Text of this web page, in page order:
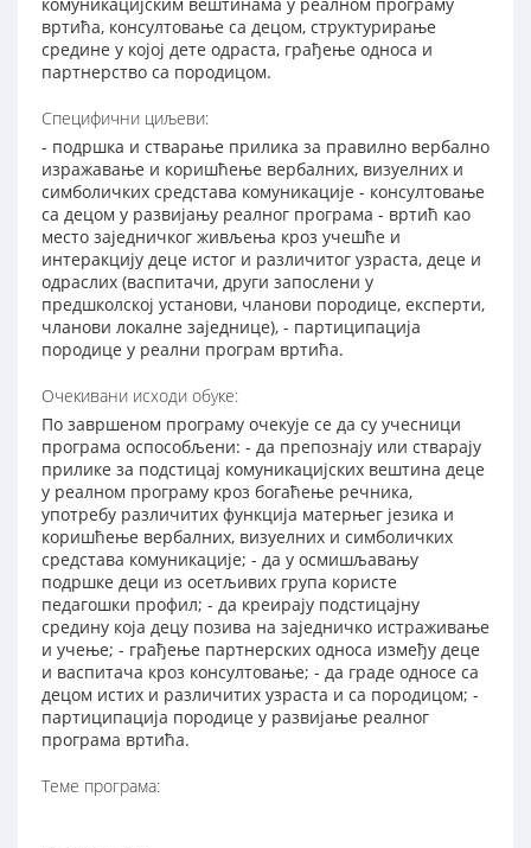
вртића, консултовање са децом, структурирање
средине у којој дете одраста, грађење односа и
партнерство са породицом.
Специфични циљеви:
- подршка и стварање прилика за правилно вербално
изражавање и коришћење вербалних, визуелних и
симболичких средстава комуникације - консултовање
са децом у развијању реалног програма - вртић као
место заједничког живљења кроз учешће и
интеракцију деце истог и различитог узраста, деце и
одраслих (васпитачи, други запослени у
предшколској установи, чланови породице, експерти,
чланови локалне заједнице), - партиципација
породице у реални програм вртића.
Очекивани исходи обуке:
По завршеном програму очекује се да су учесници
програма оспособљени: - да препознају или стварају
прилике за подстицај комуникацијских вештина деце
у реалном програму кроз богаћење речника,
употребу различитих функција матерњег језика и
коришћење вербалних, визуелних и симболичких
средстава комуникације; - да у осмишљавању
подршке деци из осетљивих група користе
педагошки профил; - да креирају подстицајну
средину која децу позива на заједничко истраживање
и учење; - грађење партнерских односа између деце
и васпитача кроз консултовање; - да граде односе са
децом истих и различитих узраста и са породицом; -
партиципација породице у развијање реалног
програма вртића.
Теме програма: